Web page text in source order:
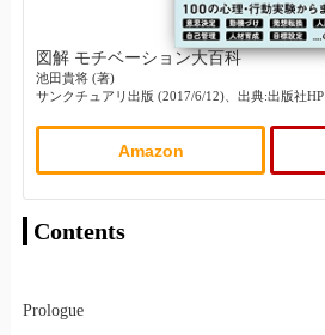
図解 モチベーション大百科
池田貴将 (著)
サンクチュアリ出版 (2017/6/12)、出典:出版社HP
Amazon
Contents
Prologue